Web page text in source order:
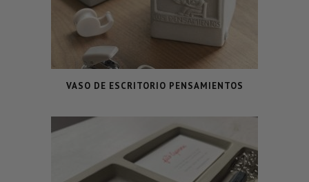
VASO DE ESCRITORIO PENSAMIENTOS